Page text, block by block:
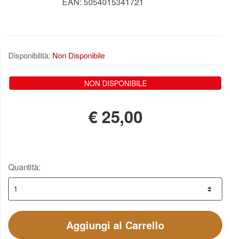
Disponibilità: Non Disponibile
NON DISPONIBILE
€25,00
Quantità:
Aggiungi al Carrello